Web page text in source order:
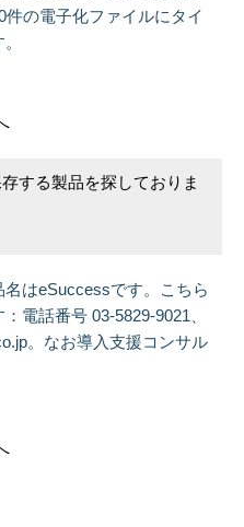
の電子化ファイルにタイ
する製品を探しておりま
はeSuccessです。こちら
電話番号 03-5829-9021、
。なお導入支援コンサル